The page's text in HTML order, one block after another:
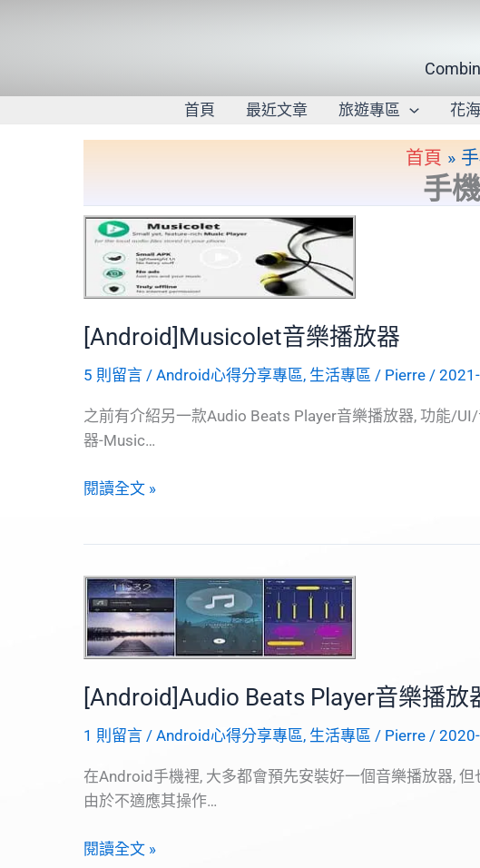
首頁 最近文章 旅遊專區 花
首頁
手機
[Android]Musicolet音樂播放器
5 則留言 / Android心得分享專區, 生活專區 / Pierre /
之前有介紹另一款Audio Beats Player音樂播放器, 功能/
器-Music…
[Android]Musicolet
放
器
閱讀全文 »
[Android]Audio Beats Player音樂播放
1 則留言 / Android心得分享專區, 生活專區 / Pierre /
在Android手機裡, 大多都會預先安裝好一個音樂播放器,
由於不適應其操作…
[Android]Audio
閱讀全文 »